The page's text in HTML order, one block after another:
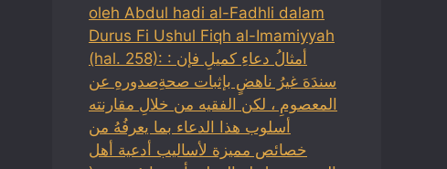
oleh Abdul hadi al-Fadhli dalam
Durus Fi Ushul Fiqh al-Imamiyyah
(hal. 258): : أمثالُ دعاءِ كميلِ فإن
سندَهَ غيرُ ناهضٍ بإثبات صحةِصدورهِ عن
المعصومِ ، لكن الفقيه من خلالِ مقارنته
أسلوب هذا الدعاء بما يعرفُهُ من
خصائص مميزة لأساليب أدعية أهل